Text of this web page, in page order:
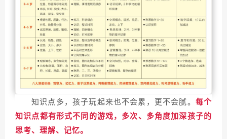
知识点多，孩子玩起来也不会累，更不会腻。 每个
知识点都有形式不同的游戏，多次、多角度加深孩子的
思考、理解、记忆。